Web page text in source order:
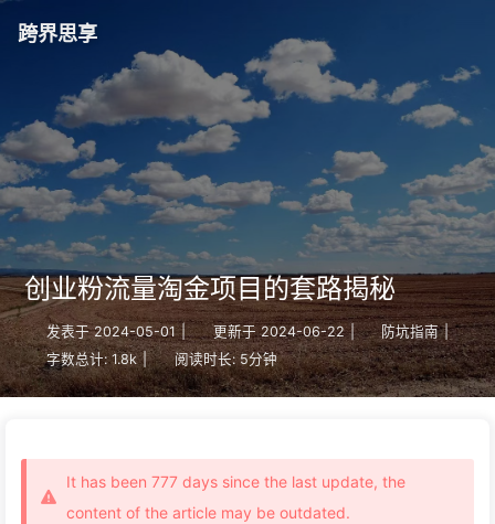
跨界思享
创业粉流量淘金项目的套路揭秘
发表于 2024-05-01 | 更新于 2024-06-22 | 防坑指南 |
字数总计: 1.8k | 阅读时长: 5分钟
It has been 777 days since the last update, the
content of the article may be outdated.